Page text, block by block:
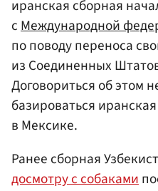
иранская сборная
сМеждународной
по поводу переноса
из Соединенных
Договориться об этом
базироваться
в Мексике.
Ранее сборная
досмотру с собаками